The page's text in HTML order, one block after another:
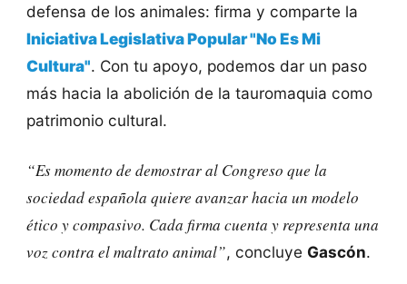
defensa de los animales: firma y comparte la
Iniciativa Legislativa Popular "No Es Mi
Cultura". Con tu apoyo, podemos dar un paso
más hacia la abolición de la tauromaquia como
patrimonio cultural.
“Es momento de demostrar al Congreso que la
sociedad española quiere avanzar hacia un modelo
ético y compasivo. Cada firma cuenta y representa una
voz contra el maltrato animal”, concluye Gascón.